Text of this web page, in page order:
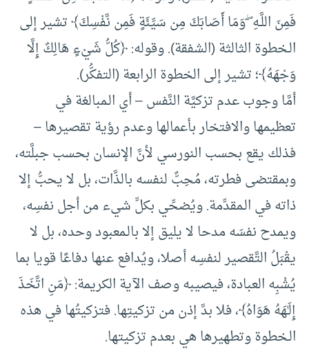
فَمِنَ اللَّـهِ ۖ وَمَا أَصَابَكَ مِن سَيِّئَةٍ فَمِن نَّفْسِكَ﴾ تشير إلى
الـخطوة الثالثة (الشفقة). وقوله: ﴿كُلُّ شَيْءٍ هَالِكٌ إِلَّا
وَجْهَهُ﴾؛ تشير إلى الخطوة الرابعة (التفكُّر).
أمَّا وجوب عدم تزكيَّة النَّفس – أي الـمبالغة في
تعظيمها والافتخار بأعمالها وعدم رؤية تقصيرها –
فذلك يقع بحسب النورسي لأنَّ الإنسان بحسب جبلَّته،
وبمقتضى فطرته، مُحِبٌّ لنفسه بالذَّات، بل لا يحبُّ إلا
ذاته في الـمقدِّمة. ويُضحِّي بكلِّ شيء من أجل نفسِه،
ويمدح نفسَه مدحا لا يليق إلا بالـمعبود وحده، بل لا
يقْبَلُ التَّقصير لنفسِه أصلا، ويُدافع عنها دفاعًا قويا بما
يُشْبِه العبادة، فيصيبه وصف الآية الكريمة: ﴿مَنِ اتَّخَذَ
إِلَـٰهَهُ هَوَاهُ﴾، فلا بدَّ إذن من تزكيتِها. فتزكيتُها في هذه
الـخطوة وتطهيرها هي بعدم تزكيتها.